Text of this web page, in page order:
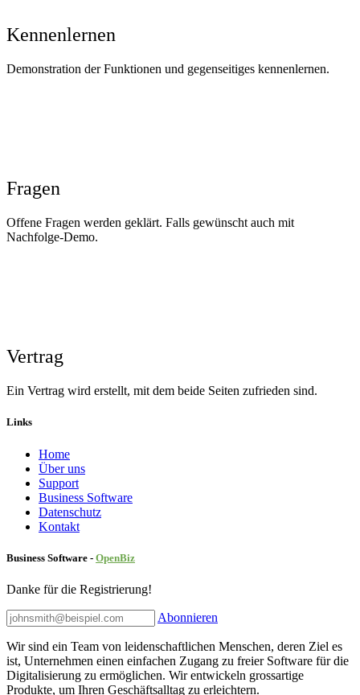
Kennenlernen
Demonstration der Funktionen und gegenseitiges kennenlernen.
Fragen
Offene Fragen werden geklärt. Falls gewünscht auch mit
Nachfolge-Demo.
Vertrag
Ein Vertrag wird erstellt, mit dem beide Seiten zufrieden sind.
Links
Home
Über uns
Sup​port
Business Software
Datenschutz
Kontakt
Business Software - OpenBiz
Danke für die Registrierung!
Abonnieren
Wir sind ein Team von leidenschaftlichen Menschen, deren Ziel es
ist, Unternehmen einen einfachen Zugang zu freier Software für die
Digitalisierung zu ermöglichen. Wir entwickeln grossartige
Produkte, um Ihren Geschäftsalltag zu erleichtern.